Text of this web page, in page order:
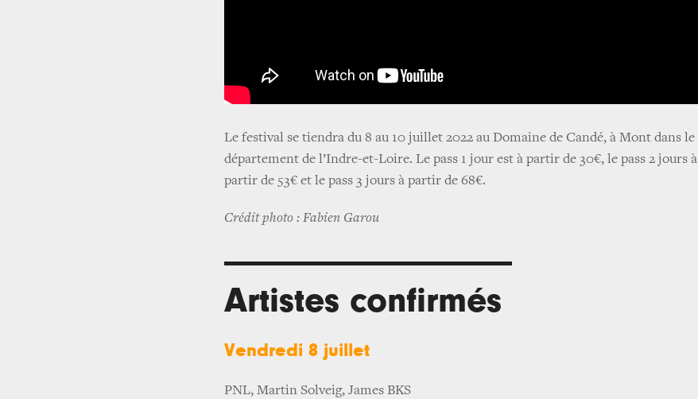
Le festival se tiendra du 8 au 10 juillet 2022 au Domaine de Candé, à Mont dans le
département de l’Indre-et-Loire. Le pass 1 jour est à partir de 30€, le pass 2 jours à
partir de 53€ et le pass 3 jours à partir de 68€.
Crédit photo : Fabien Garou
Artistes confirmés
Vendredi 8 juillet
PNL, Martin Solveig, James BKS